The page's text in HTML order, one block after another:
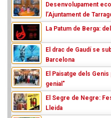
Desenvolupament
l’Ajuntament de
La Patum de Berga:
El drac de Gaudí se
Barcelona
El Paisatge dels
genial"
El Segre de Negre:
Lleida